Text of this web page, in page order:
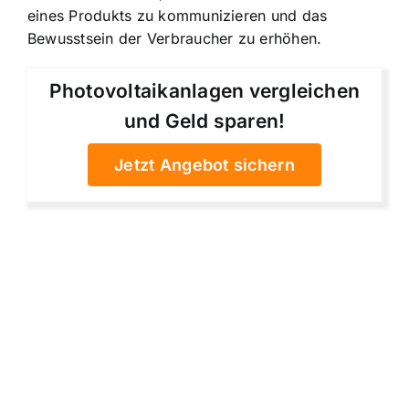
eines Produkts zu kommunizieren und das
Bewusstsein der Verbraucher zu erhöhen.
Photovoltaikanlagen vergleichen
und Geld sparen!
Jetzt Angebot sichern